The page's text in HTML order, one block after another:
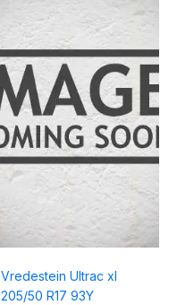
Vredestein Ultrac xl
205/50 R17 93Y